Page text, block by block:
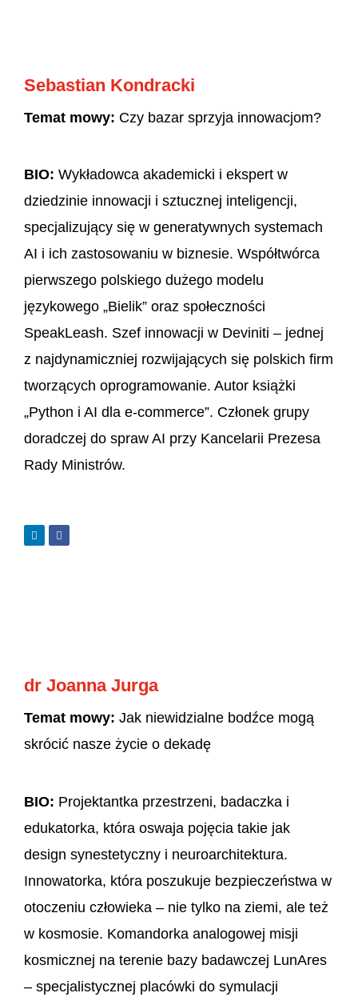
Sebastian Kondracki
Temat mowy: Czy bazar sprzyja innowacjom?
BIO: Wykładowca akademicki i ekspert w
dziedzinie innowacji i sztucznej inteligencji,
specjalizujący się w generatywnych systemach
AI i ich zastosowaniu w biznesie. Współtwórca
pierwszego polskiego dużego modelu
językowego „Bielik” oraz społeczności
SpeakLeash. Szef innowacji w Deviniti – jednej
z najdynamiczniej rozwijających się polskich firm
tworzących oprogramowanie. Autor książki
„Python i AI dla e-commerce”. Członek grupy
doradczej do spraw AI przy Kancelarii Prezesa
Rady Ministrów.
dr Joanna Jurga
Temat mowy: Jak niewidzialne bodźce mogą
skrócić nasze życie o dekadę
BIO: Projektantka przestrzeni, badaczka i
edukatorka, która oswaja pojęcia takie jak
design synestetyczny i neuroarchitektura.
Innowatorka, która poszukuje bezpieczeństwa w
otoczeniu człowieka – nie tylko na ziemi, ale też
w kosmosie. Komandorka analogowej misji
kosmicznej na terenie bazy badawczej LunAres
– specjalistycznej placówki do symulacji